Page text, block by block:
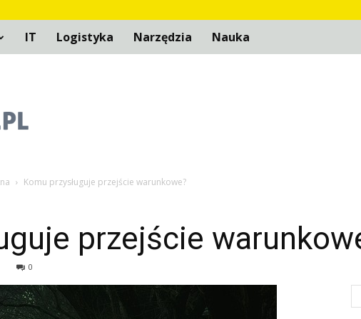
IT Logistyka Narzędzia Nauka
Komu przysługuje przejście warunkowe?
przejście
0